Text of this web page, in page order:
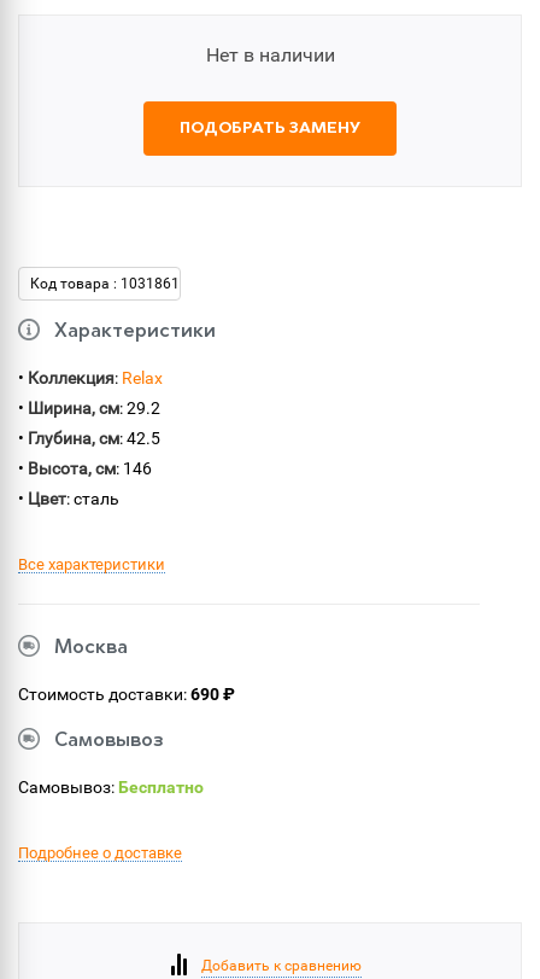
Нет в наличии
ПОДОБРАТЬ ЗАМЕНУ
Код товара : 1031861
Характеристики
• Коллекция: Relax
• Ширина, см: 29.2
• Глубина, см: 42.5
• Высота, см: 146
• Цвет: сталь
Все характеристики
Москва
Стоимость доставки:690 ₽
Самовывоз
Самовывоз:Бесплатно
Подробнее о доставке
Добавить к сравнению